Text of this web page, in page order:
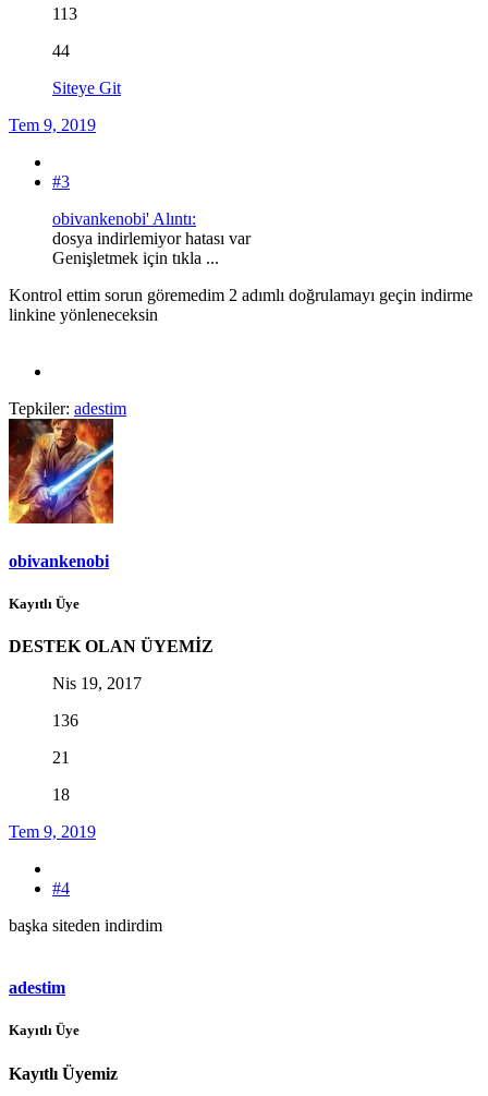
113
44
Siteye Git
Tem 9, 2019
#3
obivankenobi' Alıntı:
dosya indirlemiyor hatası var
Genişletmek için tıkla ...
Kontrol ettim sorun göremedim 2 adımlı doğrulamayı geçin indirme
linkine yönleneceksin
Tepkiler: adestim
obivankenobi
Kayıtlı Üye
DESTEK OLAN ÜYEMİZ
Nis 19, 2017
136
21
18
Tem 9, 2019
#4
başka siteden indirdim
adestim
Kayıtlı Üye
Kayıtlı Üyemiz